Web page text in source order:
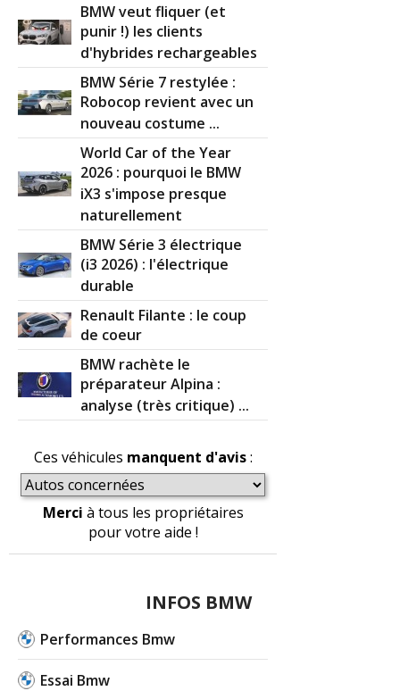
BMW veut fliquer (et
punir !) les clients
d'hybrides rechargeables
BMW Série 7 restylée :
Robocop revient avec un
nouveau costume ...
World Car of the Year
2026 : pourquoi le BMW
iX3 s'impose presque
naturellement
BMW Série 3 électrique
(i3 2026) : l'électrique
durable
Renault Filante : le coup
de coeur
BMW rachète le
préparateur Alpina :
analyse (très critique) ...
Ces véhicules manquent d'avis:
Merci à tous les propriétaires
pour votre aide !
INFOS BMW
Performances Bmw
Essai Bmw